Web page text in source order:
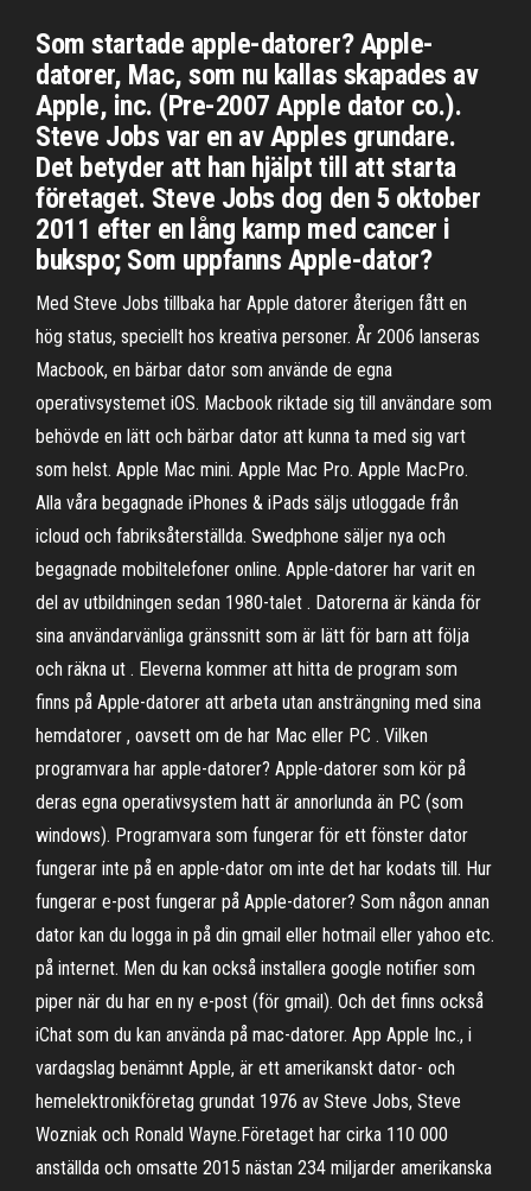
Som startade apple-datorer? Apple-
datorer, Mac, som nu kallas skapades av
Apple, inc. (Pre-2007 Apple dator co.).
Steve Jobs var en av Apples grundare.
Det betyder att han hjälpt till att starta
företaget. Steve Jobs dog den 5 oktober
2011 efter en lång kamp med cancer i
bukspo; Som uppfanns Apple-dator?
Med Steve Jobs tillbaka har Apple datorer återigen fått en
hög status, speciellt hos kreativa personer. År 2006 lanseras
Macbook, en bärbar dator som använde de egna
operativsystemet iOS. Macbook riktade sig till användare som
behövde en lätt och bärbar dator att kunna ta med sig vart
som helst. Apple Mac mini. Apple Mac Pro. Apple MacPro.
Alla våra begagnade iPhones & iPads säljs utloggade från
icloud och fabriksåterställda. Swedphone säljer nya och
begagnade mobiltelefoner online. Apple-datorer har varit en
del av utbildningen sedan 1980-talet . Datorerna är kända för
sina användarvänliga gränssnitt som är lätt för barn att följa
och räkna ut . Eleverna kommer att hitta de program som
finns på Apple-datorer att arbeta utan ansträngning med sina
hemdatorer , oavsett om de har Mac eller PC . Vilken
programvara har apple-datorer? Apple-datorer som kör på
deras egna operativsystem hatt är annorlunda än PC (som
windows). Programvara som fungerar för ett fönster dator
fungerar inte på en apple-dator om inte det har kodats till. Hur
fungerar e-post fungerar på Apple-datorer? Som någon annan
dator kan du logga in på din gmail eller hotmail eller yahoo etc.
på internet. Men du kan också installera google notifier som
piper när du har en ny e-post (för gmail). Och det finns också
iChat som du kan använda på mac-datorer. App Apple Inc., i
vardagslag benämnt Apple, är ett amerikanskt dator- och
hemelektronikföretag grundat 1976 av Steve Jobs, Steve
Wozniak och Ronald Wayne.Företaget har cirka 110 000
anställda och omsatte 2015 nästan 234 miljarder amerikanska